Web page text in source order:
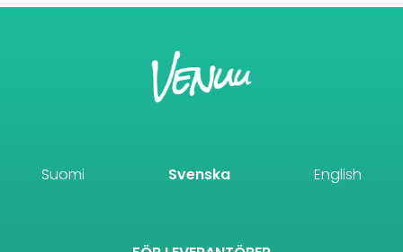
Suomi Svenska English